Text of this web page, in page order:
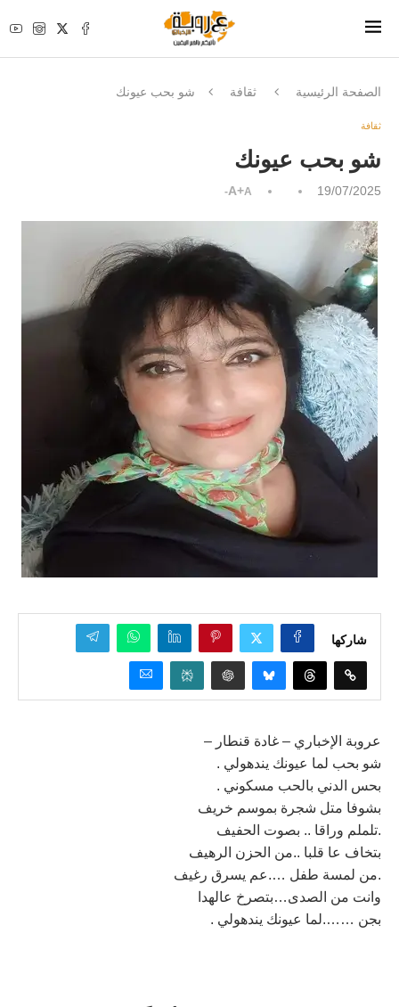
الصفحة الرئيسية ثقافة شو بحب عيونك
ثقافة
شو بحب عيونك
19/07/2025
A+A-
شاركها
عروبة الإخباري – غادة قنطار –
شو بحب لما عيونك يندهولي .
بحس الدني بالحب مسكوني .
بشوفا متل شجرة بموسم خريف
.تلملم وراقا .. بصوت الحفيف
بتخاف عا قلبا ..من الحزن الرهيف
.من لمسة طفل ….عم يسرق رغيف
وانت من الصدى…بتصرخ عالهدا
بجن …….لما عيونك يندهولي .